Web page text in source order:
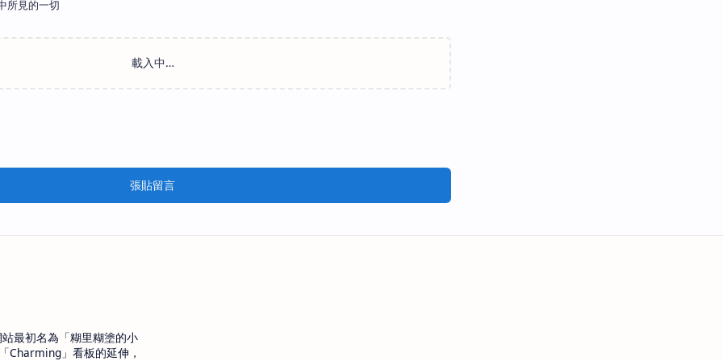
所見的一切
張貼留言
最初名為「糊里糊塗的小
Charming」看板的延伸，